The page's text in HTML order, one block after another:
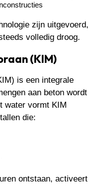
zijn uitgevoerd,
volledig droog.
(KIM)
is een integrale
aan beton wordt
water vormt KIM
die:
ontstaan, activeert